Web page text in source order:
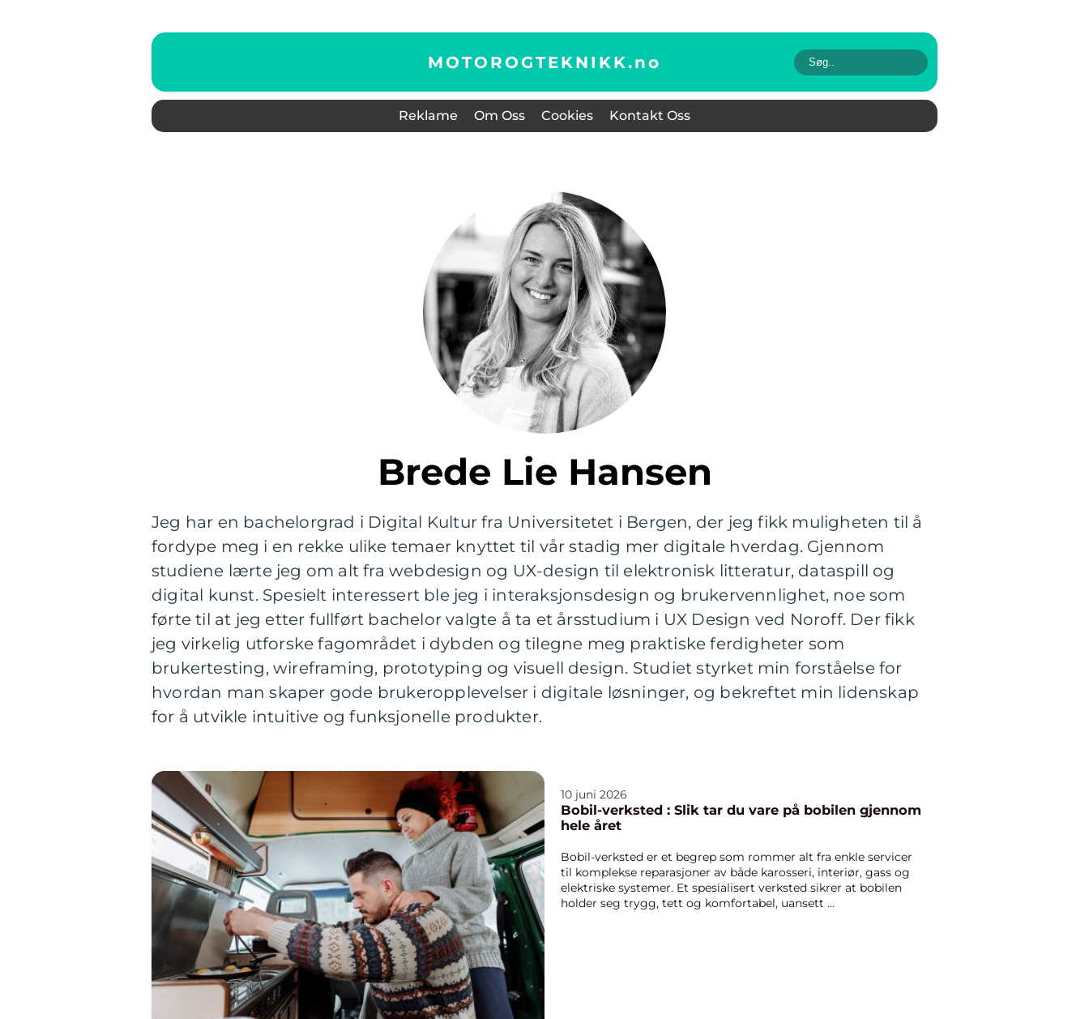
MOTOROGTEKNIKK.no
Reklame Om Oss Cookies Kontakt Oss
Brede Lie Hansen
Jeg har en bachelorgrad i Digital Kultur fra Universitetet i Bergen, der jeg fikk muligheten til å
fordype meg i en rekke ulike temaer knyttet til vår stadig mer digitale hverdag. Gjennom
studiene lærte jeg om alt fra webdesign og UX-design til elektronisk litteratur, dataspill og
digital kunst. Spesielt interessert ble jeg i interaksjonsdesign og brukervennlighet, noe som
førte til at jeg etter fullført bachelor valgte å ta et årsstudium i UX Design ved Noroff. Der fikk
jeg virkelig utforske fagområdet i dybden og tilegne meg praktiske ferdigheter som
brukertesting, wireframing, prototyping og visuell design. Studiet styrket min forståelse for
hvordan man skaper gode brukeropplevelser i digitale løsninger, og bekreftet min lidenskap
for å utvikle intuitive og funksjonelle produkter.
10 juni 2026
Bobil-verksted : Slik tar du vare på bobilen gjennom
hele året
Bobil-verksted er et begrep som rommer alt fra enkle servicer
til komplekse reparasjoner av både karosseri, interiør, gass og
elektriske systemer. Et spesialisert verksted sikrer at bobilen
holder seg trygg, tett og komfortabel, uansett ...